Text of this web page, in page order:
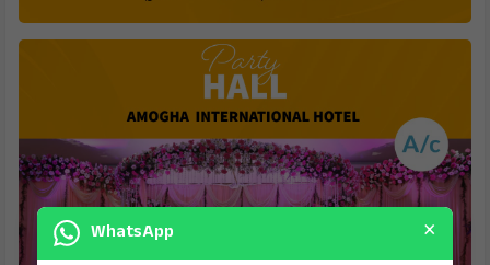
WhatsApp ×